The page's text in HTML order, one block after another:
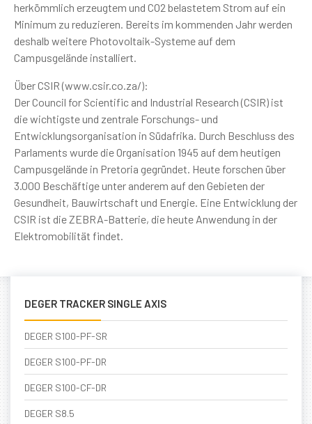
herkömmlich erzeugtem und CO2 belastetem Strom auf ein
Minimum zu reduzieren. Bereits im kommenden Jahr werden
deshalb weitere Photovoltaik-Systeme auf dem
Campusgelände installiert.
Über CSIR (www.csir.co.za/):
Der Council for Scientific and Industrial Research (CSIR) ist
die wichtigste und zentrale Forschungs- und
Entwicklungsorganisation in Südafrika. Durch Beschluss des
Parlaments wurde die Organisation 1945 auf dem heutigen
Campusgelände in Pretoria gegründet. Heute forschen über
3.000 Beschäftige unter anderem auf den Gebieten der
Gesundheit, Bauwirtschaft und Energie. Eine Entwicklung der
CSIR ist die ZEBRA-Batterie, die heute Anwendung in der
Elektromobilität findet.
DEGER TRACKER SINGLE AXIS
DEGER S100-PF-SR
DEGER S100-PF-DR
DEGER S100-CF-DR
DEGER S8.5